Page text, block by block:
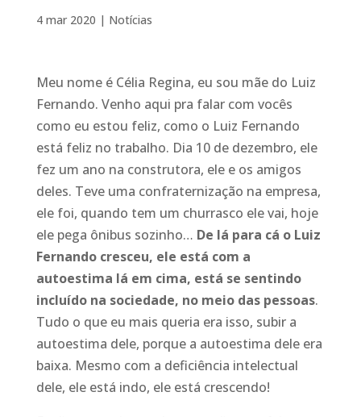
4 mar 2020 | Notícias
Meu nome é Célia Regina, eu sou mãe do Luiz
Fernando. Venho aqui pra falar com vocês
como eu estou feliz, como o Luiz Fernando
está feliz no trabalho. Dia 10 de dezembro, ele
fez um ano na construtora, ele e os amigos
deles. Teve uma confraternização na empresa,
ele foi, quando tem um churrasco ele vai, hoje
ele pega ônibus sozinho… De lá para cá o Luiz
Fernando cresceu, ele está com a
autoestima lá em cima, está se sentindo
incluído na sociedade, no meio das pessoas.
Tudo o que eu mais queria era isso, subir a
autoestima dele, porque a autoestima dele era
baixa. Mesmo com a deficiência intelectual
dele, ele está indo, ele está crescendo!